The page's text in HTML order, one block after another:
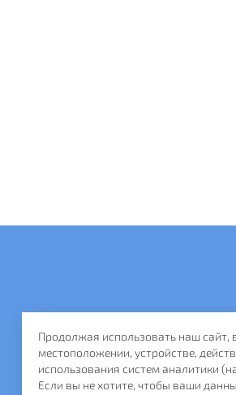
Продолжая использовать наш сайт,
местоположении, устройстве,
использования систем аналитики
Если вы не хотите, чтобы ваши